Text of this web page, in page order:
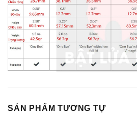
SẢN PHẨM TƯƠNG TỰ